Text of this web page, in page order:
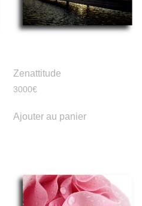
Zenattitude
3000€
Ajouter au panier